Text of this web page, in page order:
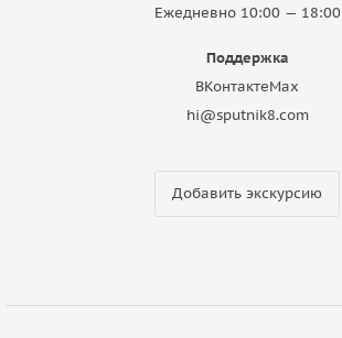
Ежедневно 10:00 — 18:00
Поддержка
ВКонтактеMax
hi@sputnik8.com
Добавить экскурсию